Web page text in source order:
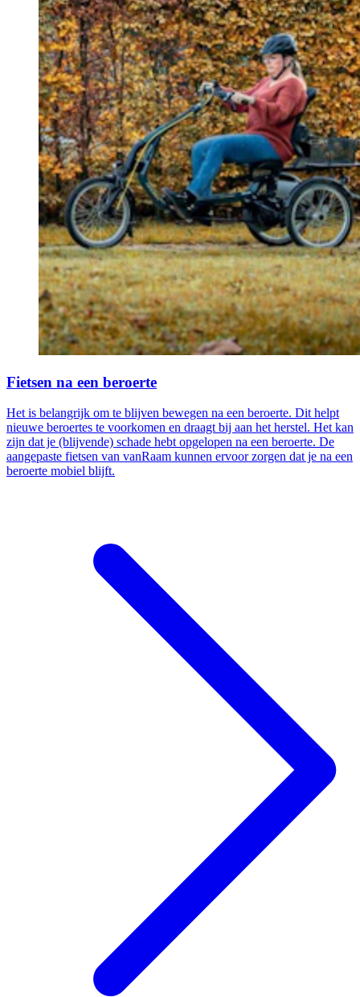
Fietsen na een beroerte
Het is belangrijk om te blijven bewegen na een beroerte. Dit helpt
nieuwe beroertes te voorkomen en draagt bij aan het herstel. Het kan
zijn dat je (blijvende) schade hebt opgelopen na een beroerte. De
aangepaste fietsen van vanRaam kunnen ervoor zorgen dat je na een
beroerte mobiel blijft.